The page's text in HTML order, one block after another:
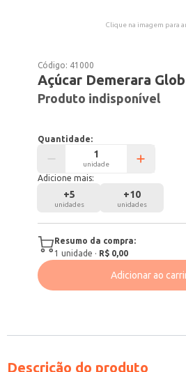
Clique na imagem para
Código: 41000
Açúcar Demerara
Produto indisponível
Quantidade:
unidade
Adicione mais:
+5
unidades
+10
unidades
Resumo da compra:
1 unidade · R$ 0,00
Adicionar ao
Descrição do produto